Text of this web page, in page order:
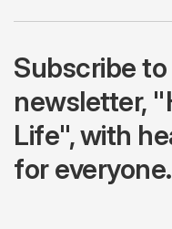
Subscribe
newsletter,
Life", with
for everyone.